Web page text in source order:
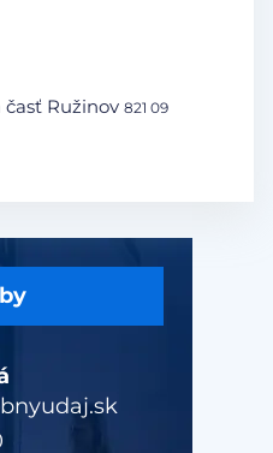
časť Ružinov 821 09